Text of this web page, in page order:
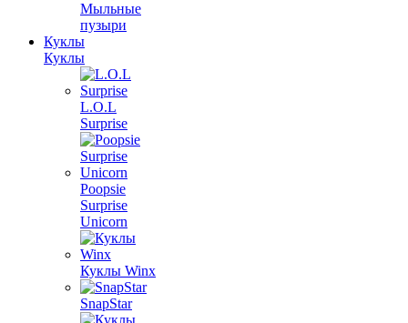
Мыльные
пузыри
Куклы
Куклы
L.O.L
Surprise
Poopsie
Surprise
Unicorn
Куклы Winx
SnapStar